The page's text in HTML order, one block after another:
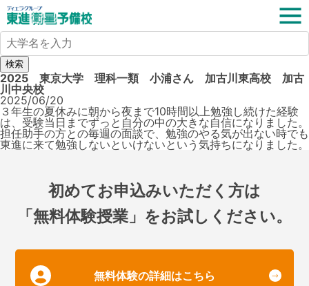
検索
2025 東京大学 理科一類 小浦さん 加古川東高校 加古
川中央校
2025/06/20
３年生の夏休みに朝から夜まで10時間以上勉強し続けた経験
は、受験当日までずっと自分の中の大きな自信になりました。
担任助手の方との毎週の面談で、勉強のやる気が出ない時でも
東進に来て勉強しないといけないという気持ちになりました。
初めてお申込みいただく方は
「無料体験授業」をお試しください。
無料体験の詳細はこちら